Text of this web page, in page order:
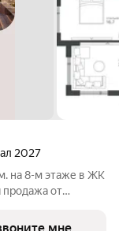
2027
на 8-м этаже в ЖК
продажа от